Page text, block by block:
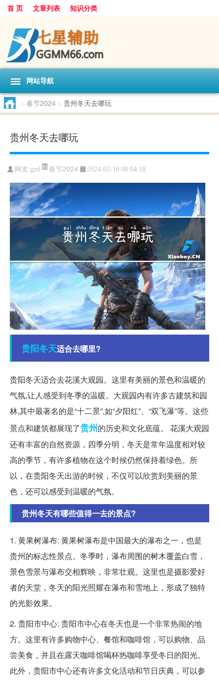
首 页 文章列表 知识分类
网站导航
> 春节2024 > 贵州冬天去哪玩
贵州冬天去哪玩
网友:gzd 春节2024 2024-02-10 08:04:18
贵阳冬天适合去哪里?
贵阳冬天适合去花溪大观园。这里有美丽的景色和温暖的
气氛,让人感受到冬季的温暖。大观园内有许多古建筑和园
林,其中最著名的是“十二景”,如“夕阳红”、“双飞瀑”等。这些
景点和建筑都展现了贵州的历史和文化底蕴。 花溪大观园
还有丰富的自然资源，四季分明，冬天是常年温度相对较
高的季节，有许多植物在这个时候仍然保持着绿色。所
以，在贵阳冬天出游的时候，不仅可以欣赏到美丽的景
色，还可以感受到温暖的气氛。
贵州冬天有哪些值得一去的景点?
1. 黄果树瀑布: 黄果树瀑布是中国最大的瀑布之一，也是
贵州的标志性景点。冬季时，瀑布周围的树木覆盖白雪，
景色雪景与瀑布交相辉映，非常壮观。这里也是摄影爱好
者的天堂，冬天的阳光照耀在瀑布和雪地上，形成了独特
的光影效果。
2. 贵阳市中心: 贵阳市中心在冬天也是一个非常热闹的地
方。这里有许多购物中心、餐馆和咖啡馆，可以购物、品
尝美食，并且在露天咖啡馆喝杯热咖啡享受冬日的阳光。
此外，贵阳市中心还有许多文化活动和节日庆典，可以参